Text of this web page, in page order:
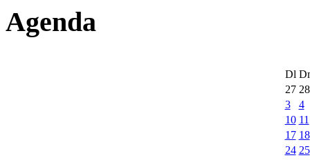
Agenda
Dl
27 28
3
4
10 11
17 18
24 25